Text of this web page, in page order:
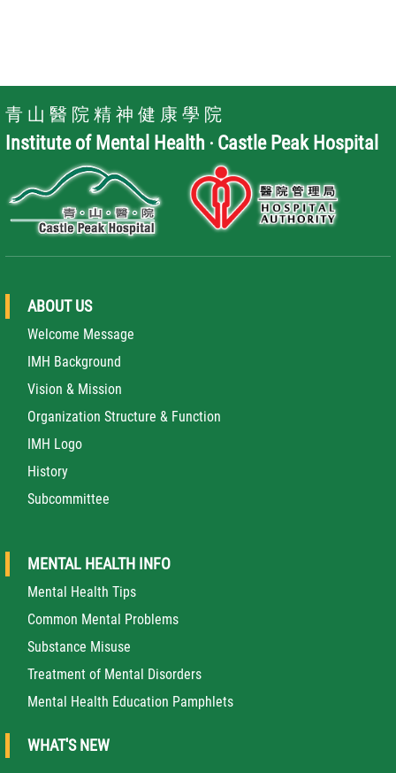
青 山 醫 院 精 神 健 康 學 院
Institute of Mental Health ‧ Castle Peak Hospital
ABOUT US
Welcome Message
IMH Background
Vision & Mission
Organization Structure & Function
IMH Logo
History
Subcommittee
MENTAL HEALTH INFO
Mental Health Tips
Common Mental Problems
Substance Misuse
Treatment of Mental Disorders
Mental Health Education Pamphlets
WHAT'S NEW